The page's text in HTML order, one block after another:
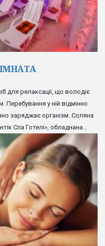
для релаксації, що володіє
Перебування у ній відмінно
заряджає організм. Соляна
Спа Готелі», обладнана
телевізійним екраном, а
печери подарує вам